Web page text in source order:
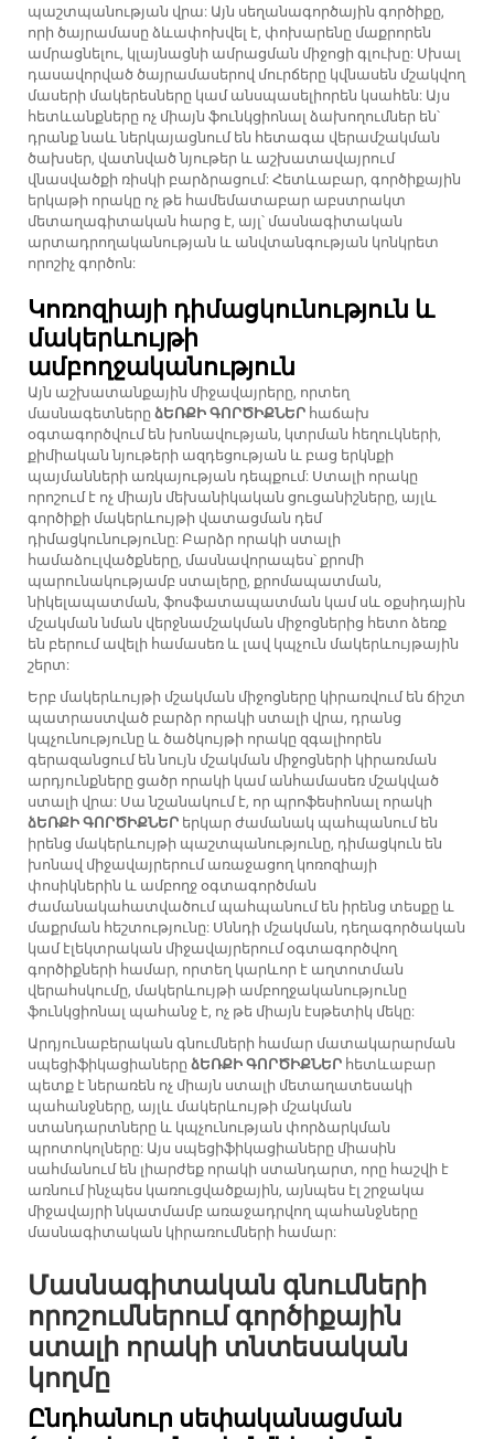
պաշտպանության վրա: Այն սեղանագործային գործիքը,
որի ծայրամասը ձևափոխվել է, փոխարենը մաքրորեն
ամրացնելու, կլայնացնի ամրացման միջոցի գլուխը: Սխալ
դասավորված ծայրամասերով մուրճերը կվնասեն մշակվող
մասերի մակերեսները կամ անսպասելիորեն կսահեն: Այս
հետևանքները ոչ միայն ֆունկցիոնալ ձախողումներ են՝
դրանք նաև ներկայացնում են հետագա վերամշակման
ծախսեր, վատնված նյութեր և աշխատավայրում
վնասվածքի ռիսկի բարձրացում: Հետևաբար, գործիքային
երկաթի որակը ոչ թե համեմատաբար աբստրակտ
մետաղագիտական հարց է, այլ՝ մասնագիտական
արտադրողականության և անվտանգության կոնկրետ
որոշիչ գործոն:
Կոռոզիայի դիմացկունություն և
մակերևույթի
ամբողջականություն
Այն աշխատանքային միջավայրերը, որտեղ
մասնագետները ձԵՌՔԻ ԳՈՐԾԻՔՆԵՐ հաճախ
օգտագործվում են խոնավության, կտրման հեղուկների,
քիմիական նյութերի ազդեցության և բաց երկնքի
պայմանների առկայության դեպքում: Ստալի որակը
որոշում է ոչ միայն մեխանիկական ցուցանիշները, այլև
գործիքի մակերևույթի վատացման դեմ
դիմացկունությունը: Բարձր որակի ստալի
համաձուլվածքները, մասնավորապես՝ քրոմի
պարունակությամբ ստալերը, քրոմապատման,
նիկելապատման, ֆոսֆատապատման կամ սև օքսիդային
մշակման նման վերջնամշակման միջոցներից հետո ձեռք
են բերում ավելի համասեռ և լավ կպչուն մակերևույթային
շերտ:
Երբ մակերևույթի մշակման միջոցները կիրառվում են ճիշտ
պատրաստված բարձր որակի ստալի վրա, դրանց
կպչունությունը և ծածկույթի որակը զգալիորեն
գերազանցում են նույն մշակման միջոցների կիրառման
արդյունքները ցածր որակի կամ անհամասեռ մշակված
ստալի վրա: Սա նշանակում է, որ պրոֆեսիոնալ որակի
ձԵՌՔԻ ԳՈՐԾԻՔՆԵՐ երկար ժամանակ պահպանում են
իրենց մակերևույթի պաշտպանությունը, դիմացկուն են
խոնավ միջավայրերում առաջացող կոռոզիայի
փոսիկներին և ամբողջ օգտագործման
ժամանակահատվածում պահպանում են իրենց տեսքը և
մաքրման հեշտությունը: Սննդի մշակման, դեղագործական
կամ էլեկտրական միջավայրերում օգտագործվող
գործիքների համար, որտեղ կարևոր է աղտոտման
վերահսկումը, մակերևույթի ամբողջականությունը
ֆունկցիոնալ պահանջ է, ոչ թե միայն էսթետիկ մեկը:
Արդյունաբերական գնումների համար մատակարարման
սպեցիֆիկացիաները ձԵՌՔԻ ԳՈՐԾԻՔՆԵՐ հետևաբար
պետք է ներառեն ոչ միայն ստալի մետաղատեսակի
պահանջները, այլև մակերևույթի մշակման
ստանդարտները և կպչունության փորձարկման
պրոտոկոլները: Այս սպեցիֆիկացիաները միասին
սահմանում են լիարժեք որակի ստանդարտ, որը հաշվի է
առնում ինչպես կառուցվածքային, այնպես էլ շրջակա
միջավայրի նկատմամբ առաջադրվող պահանջները
մասնագիտական կիրառումների համար:
Մասնագիտական գնումների
որոշումներում գործիքային
ստալի որակի տնտեսական
կողմը
Ընդհանուր սեփականացման